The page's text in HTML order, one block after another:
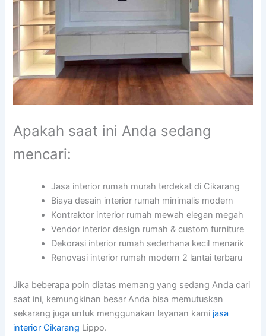
Apakah saat ini Anda sedang
mencari:
Jasa interior rumah murah terdekat di Cikarang
Biaya desain interior rumah minimalis modern
Kontraktor interior rumah mewah elegan megah
Vendor interior design rumah & custom furniture
Dekorasi interior rumah sederhana kecil menarik
Renovasi interior rumah modern 2 lantai terbaru
Jika beberapa poin diatas memang yang sedang Anda cari
saat ini, kemungkinan besar Anda bisa memutuskan
sekarang juga untuk menggunakan layanan kami jasa
interior Cikarang Lippo.